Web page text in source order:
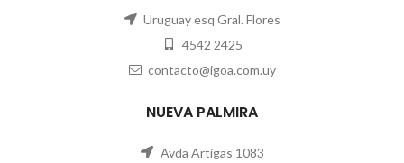
Uruguay esq Gral. Flores
4542 2425
contacto@igoa.com.uy
NUEVA PALMIRA
Avda Artigas 1083